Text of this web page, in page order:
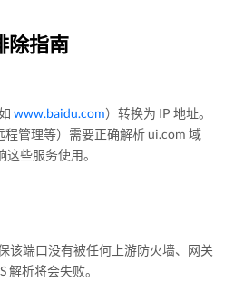
除指南
www.baidu.com）转换为 IP 地址。
管理等）需要正确解析 ui.com 域
些服务使用。
该端口没有被任何上游防火墙、网关
解析将会失败。